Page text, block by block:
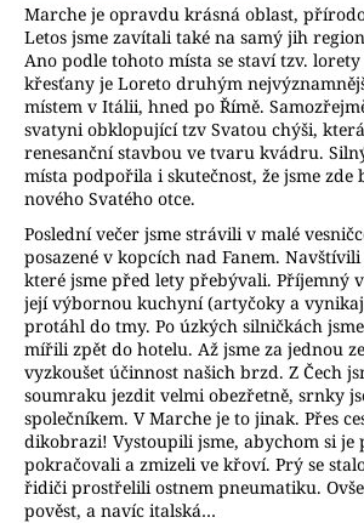
Marche je opravdu krásná oblast,
Letos jsme zavítali také na samý jih
Ano podle tohoto místa se staví tzv. lorety
křesťany je Loreto druhým
místem v Itálii, hned po Římě.
svatyni obklopující tzv Svatou chýši,
renesanční stavbou ve tvaru kvádru.
místa podpořila i skutečnost, že jsme zde
nového Svatého otce.
Poslední večer jsme strávili v malé
posazené v kopcích nad Fanem.
které jsme před lety přebývali. Příjemný
její výbornou kuchyní (artyčoky a
protáhl do tmy. Po úzkých silničkách
mířili zpět do hotelu. Až jsme za jednou
vyzkoušet účinnost našich brzd. Z Čech
soumraku jezdit velmi obezřetně, srnky
společníkem. V Marche je to jinak. Přes
dikobrazi! Vystoupili jsme, abychom si
pokračovali a zmizeli ve křoví. Prý se
řidiči prostřelili ostnem pneumatiku.
pověst, a navíc italská…
D
o
p
o
r
u
č
u
j
e
m
e